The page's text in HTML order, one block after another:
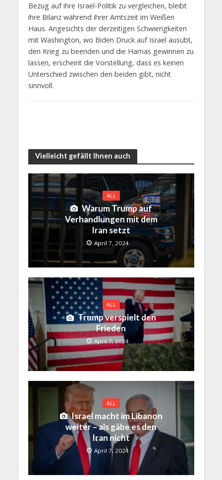
Bezug auf ihre Israel-Politik zu vergleichen, bleibt
ihre Bilanz während ihrer Amtszeit im Weißen
Haus. Angesichts der derzeitigen Schwierigkeiten
mit Washington, wo Biden Druck auf Israel ausübt,
den Krieg zu beenden und die Hamas gewinnen zu
lassen, erscheint die Vorstellung, dass es keinen
Unterschied zwischen den beiden gibt, nicht
sinnvoll.
Vielleicht gefällt Ihnen auch
ALL
Warum Trump auf
Verhandlungen mit dem
Iran setzt
April 7, 2024
ALL
Trump verspielt den
Frieden
April 7, 2024
ALL
Israel macht im Libanon
weiter – als gäbe es den
Iran nicht
April 7, 2024